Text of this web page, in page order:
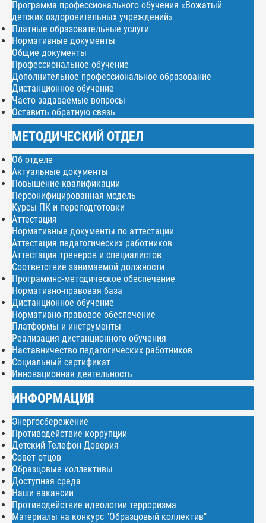
Программа профессионального обучения «Вожатый
детских оздоровительных учреждений»
Платные образовательные услуги
Нормативные документы
Общие документы
Профессиональное обучение
Дополнительное профессиональное образование
Дистанционное обучение
Часто задаваемые вопросы
Оставить обратную связь
МЕТОДИЧЕСКИЙ ОТДЕЛ
Об отделе
Актуальные документы
Повышение квалификации
Персонифицированная модель
Курсы ПК и переподготовки
Аттестация
Нормативные документы по аттестации
Аттестация педагогических работников
Аттестация тренеров и специалистов
Соответствие занимаемой должности
Программно-методическое обеспечение
Нормативно-правовая база
Дистанционное обучение
Нормативно-правовое обеспечение
Платформы и инструменты
Реализация дистанционного обучения
Наставничество педагогических работников
Социальный сертификат
Инновационная деятельность
ИНФОРМАЦИЯ
Энергосбережение
Противодействие коррупции
Детский Телефон Доверия
Совет отцов
Образцовые коллективы
Доступная среда
Наши вакансии
Противодействие идеологии терроризма
Материалы на конкурс "Образцовый коллектив"